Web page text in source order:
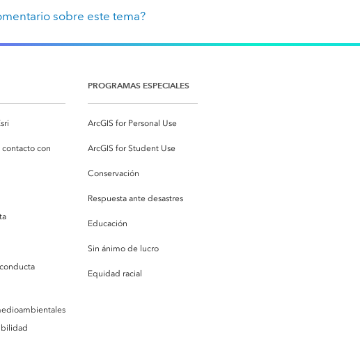
sobre este tema?
contacto con
PROGRAMAS ESPECIALES
ArcGIS for Personal Use
ArcGIS for Student Use
Conservación
Respuesta ante desastres
Educación
Sin ánimo de lucro
Equidad racial